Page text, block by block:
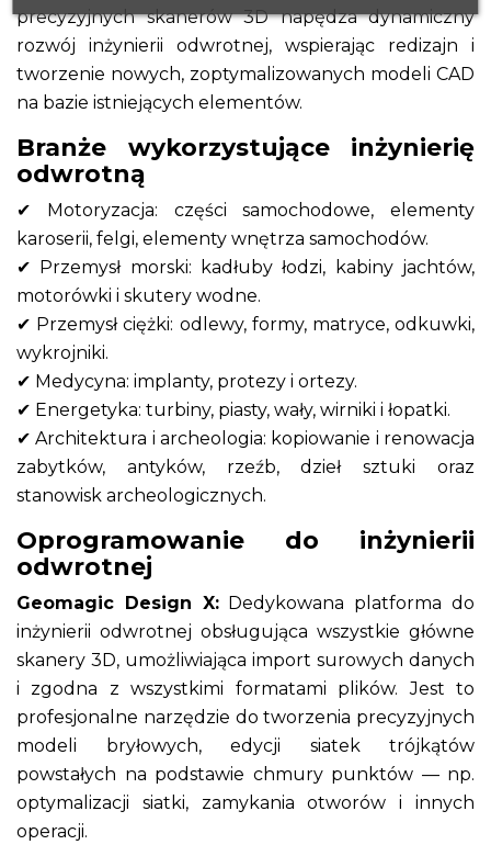
precyzyjnych skanerów 3D napędza dynamiczny
rozwój inżynierii odwrotnej, wspierając redizajn i
tworzenie nowych, zoptymalizowanych modeli CAD
na bazie istniejących elementów.
Branże wykorzystujące inżynierię
odwrotną
✔ Motoryzacja: części samochodowe, elementy
karoserii, felgi, elementy wnętrza samochodów.
✔ Przemysł morski: kadłuby łodzi, kabiny jachtów,
motorówki i skutery wodne.
✔ Przemysł ciężki: odlewy, formy, matryce, odkuwki,
wykrojniki.
✔ Medycyna: implanty, protezy i ortezy.
✔ Energetyka: turbiny, piasty, wały, wirniki i łopatki.
✔ Architektura i archeologia: kopiowanie i renowacja
zabytków, antyków, rzeźb, dzieł sztuki oraz
stanowisk archeologicznych.
Oprogramowanie do inżynierii
odwrotnej
Geomagic Design X:Dedykowana platforma do
inżynierii odwrotnej obsługująca wszystkie główne
skanery 3D, umożliwiająca import surowych danych
i zgodna z wszystkimi formatami plików. Jest to
profesjonalne narzędzie do tworzenia precyzyjnych
modeli bryłowych, edycji siatek trójkątów
powstałych na podstawie chmury punktów — np.
optymalizacji siatki, zamykania otworów i innych
operacji.